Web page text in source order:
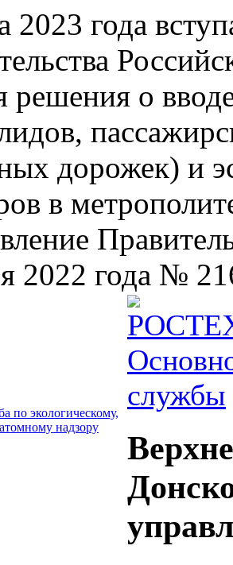
2023 года
решения о
дорожек) и
в
2022 года №
службы